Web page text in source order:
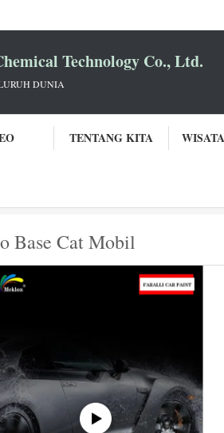
Technology Co., Ltd.
DUNIA
TENTANG KITA
Base Cat Mobil